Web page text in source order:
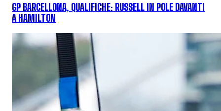
GP BARCELLONA, QUALIFICHE: RUSSELL IN POLE DAVANTI
A HAMILTON